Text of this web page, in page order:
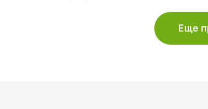
Еще